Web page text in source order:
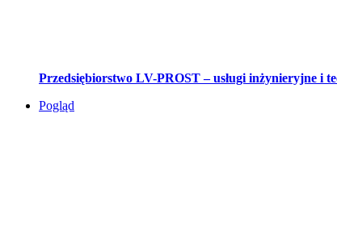
Przedsiębiorstwo LV-PROST – usługi inżynieryjne i
Pogląd